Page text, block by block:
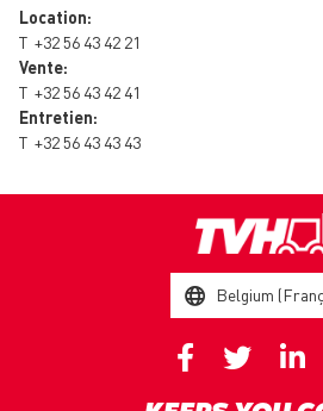
Location:
T +32 56 43 42 21
Vente:
T +32 56 43 42 41
Entretien:
T +32 56 43 43 43
Belgium